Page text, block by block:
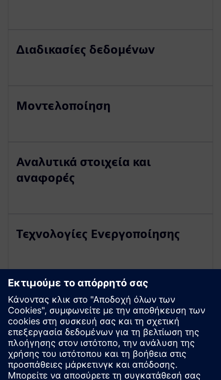
Διαδικασίες δεδομένων
Μοντελοποίηση
Αναλυτικά στοιχεία και
αναφορές
Τεχνολογίες Ενεργοποίησης
Εξερευνήστε πόρους και
σχετικά προϊόντα